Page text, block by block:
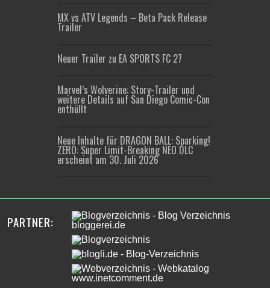
MX vs ATV Legends – Beta Pack Release
Trailer
Neuer Trailer zu EA SPORTS FC 27
Marvel’s Wolverine: Story-Trailer und
weitere Details auf San Diego Comic-Con
enthüllt
Neue Inhalte für DRAGON BALL: Sparking!
ZERO: Super Limit-Breaking NEO DLC
erscheint am 30. Juli 2026
PARTNER: